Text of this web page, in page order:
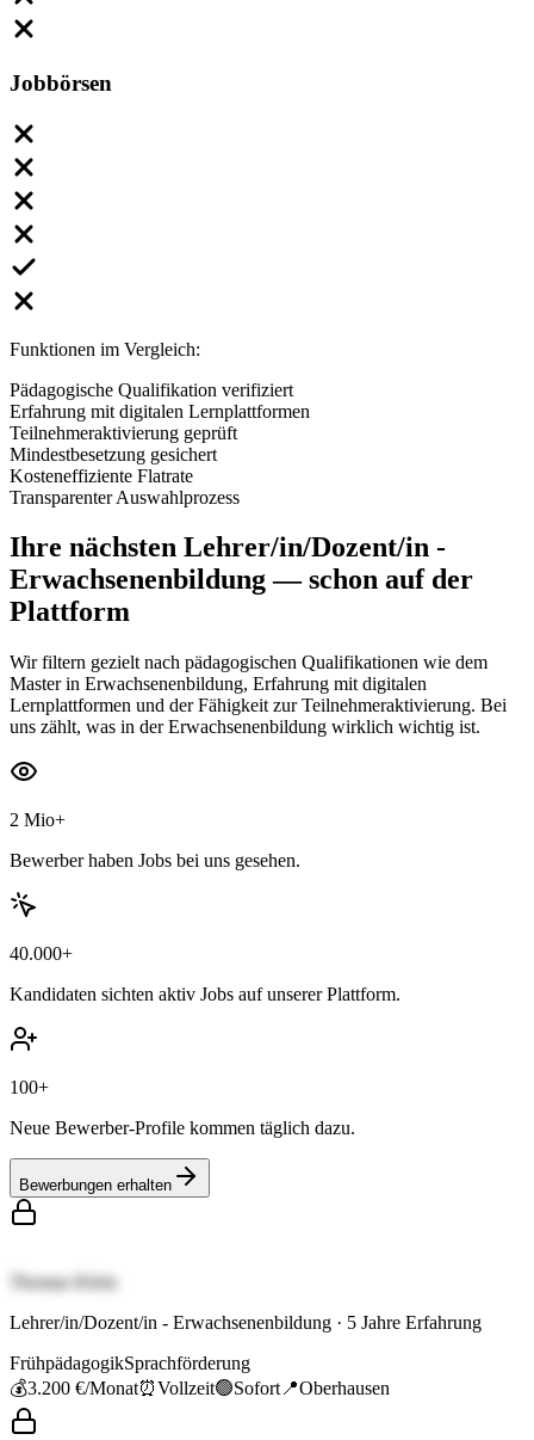
Jobbörsen
Funktionen im Vergleich:
Pädagogische Qualifikation verifiziert
Erfahrung mit digitalen Lernplattformen
Teilnehmeraktivierung geprüft
Mindestbesetzung gesichert
Kosteneffiziente Flatrate
Transparenter Auswahlprozess
Ihre nächsten Lehrer/in/Dozent/in -
Erwachsenenbildung— schon auf der
Plattform
Wir filtern gezielt nach pädagogischen Qualifikationen wie dem
Master in Erwachsenenbildung, Erfahrung mit digitalen
Lernplattformen und der Fähigkeit zur Teilnehmeraktivierung. Bei
uns zählt, was in der Erwachsenenbildung wirklich wichtig ist.
2 Mio+
Bewerber haben Jobs bei uns gesehen.
40.000+
Kandidaten sichten aktiv Jobs auf unserer Plattform.
100+
Neue Bewerber-Profile kommen täglich dazu.
Bewerbungen erhalten
Thomas Klein
Lehrer/in/Dozent/in - Erwachsenenbildung · 5 Jahre Erfahrung
FrühpädagogikSprachförderung
💰3.200 €/Monat⏰Vollzeit🟢Sofort 📍Oberhausen